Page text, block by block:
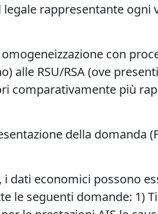
rappresentante ogni
con
alle RSU/RSA (ove
comparativamente più
della domanda
, i dati economici possono
le seguenti domande: 1)